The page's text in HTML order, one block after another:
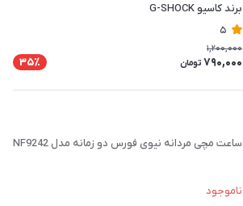
برند کاسیو G-SHOCK
5
1,200,000
790,000 تومان 35٪
ساعت مچی مردانه نیوی فورس دو زمانه مدل NF9242
ناموجود